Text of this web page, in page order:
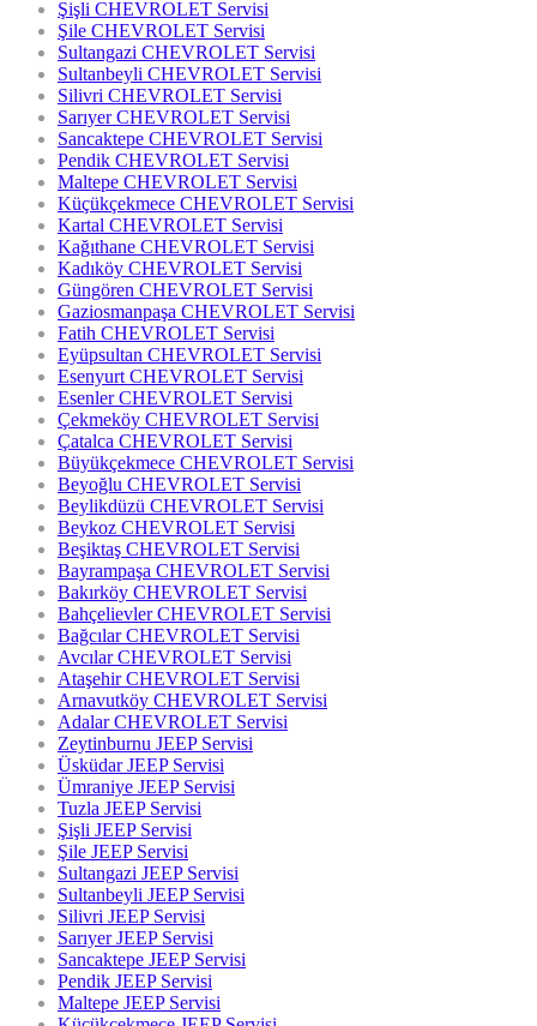
Şişli CHEVROLET Servisi
Şile CHEVROLET Servisi
Sultangazi CHEVROLET Servisi
Sultanbeyli CHEVROLET Servisi
Silivri CHEVROLET Servisi
Sarıyer CHEVROLET Servisi
Sancaktepe CHEVROLET Servisi
Pendik CHEVROLET Servisi
Maltepe CHEVROLET Servisi
Küçükçekmece CHEVROLET Servisi
Kartal CHEVROLET Servisi
Kağıthane CHEVROLET Servisi
Kadıköy CHEVROLET Servisi
Güngören CHEVROLET Servisi
Gaziosmanpaşa CHEVROLET Servisi
Fatih CHEVROLET Servisi
Eyüpsultan CHEVROLET Servisi
Esenyurt CHEVROLET Servisi
Esenler CHEVROLET Servisi
Çekmeköy CHEVROLET Servisi
Çatalca CHEVROLET Servisi
Büyükçekmece CHEVROLET Servisi
Beyoğlu CHEVROLET Servisi
Beylikdüzü CHEVROLET Servisi
Beykoz CHEVROLET Servisi
Beşiktaş CHEVROLET Servisi
Bayrampaşa CHEVROLET Servisi
Bakırköy CHEVROLET Servisi
Bahçelievler CHEVROLET Servisi
Bağcılar CHEVROLET Servisi
Avcılar CHEVROLET Servisi
Ataşehir CHEVROLET Servisi
Arnavutköy CHEVROLET Servisi
Adalar CHEVROLET Servisi
Zeytinburnu JEEP Servisi
Üsküdar JEEP Servisi
Ümraniye JEEP Servisi
Tuzla JEEP Servisi
Şişli JEEP Servisi
Şile JEEP Servisi
Sultangazi JEEP Servisi
Sultanbeyli JEEP Servisi
Silivri JEEP Servisi
Sarıyer JEEP Servisi
Sancaktepe JEEP Servisi
Pendik JEEP Servisi
Maltepe JEEP Servisi